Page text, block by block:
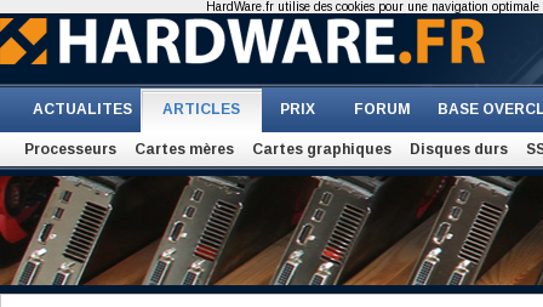
ACTUALITES ARTICLES PRIX FORUM BASE
Processeurs Cartes mères Cartes graphiques Disques durs
HardWare.fr utilise des cookies pour une navigation